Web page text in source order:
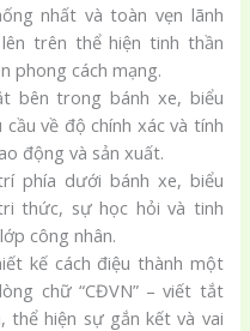
nhất và toàn vẹn lãnh
trên thể hiện tinh thần
phong cách mạng.
bên trong bánh xe, biểu
về độ chính xác và tính
động và sản xuất.
phía dưới bánh xe, biểu
thức, sự học hỏi và tinh
công nhân.
kế cách điệu thành một
chữ “CĐVN” – viết tắt
thể hiện sự gắn kết và vai